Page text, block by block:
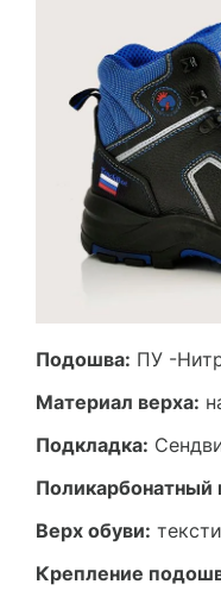
Подошва: ПУ -
Материал верха:
Подкладка:
Поликарбонатный
Верх обуви:
Крепление